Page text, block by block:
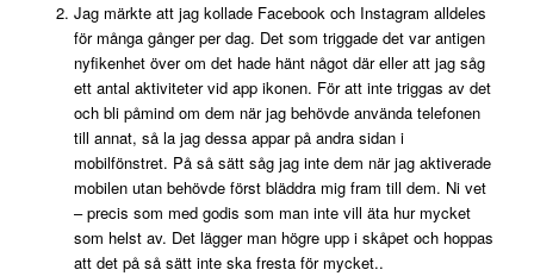
Jag märkte att jag kollade Facebook och Instagram alldeles
för många gånger per dag. Det som triggade det var antigen
nyfikenhet över om det hade hänt något där eller att jag såg
ett antal aktiviteter vid app ikonen. För att inte triggas av det
och bli påmind om dem när jag behövde använda telefonen
till annat, så la jag dessa appar på andra sidan i
mobilfönstret. På så sätt såg jag inte dem när jag aktiverade
mobilen utan behövde först bläddra mig fram till dem. Ni vet
– precis som med godis som man inte vill äta hur mycket
som helst av. Det lägger man högre upp i skåpet och hoppas
att det på så sätt inte ska fresta för mycket..